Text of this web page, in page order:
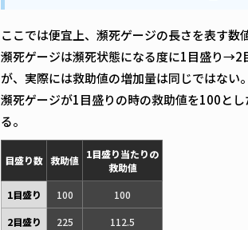
ここでは便宜上、瀕死ゲージの長さを表す数
瀕死ゲージは瀕死状態になる度に1目盛り
が、実際には救助値の増加量は同じではない。
瀕死ゲージが1目盛りの時の救助値を100と
る。
目盛り数 救助値
1目盛り当たりの
救助値
1目盛り
100
100
2目盛り
225 112.5